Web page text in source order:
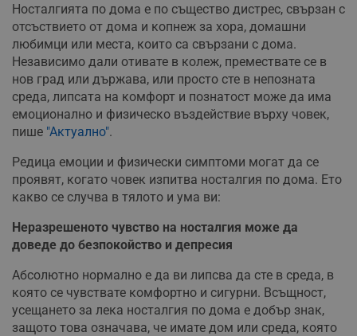
Носталгията по дома е по същество дистрес, свързан с
отсъствието от дома и копнеж за хора, домашни
любимци или места, които са свързани с дома.
Независимо дали отивате в колеж, премествате се в
нов град или държава, или просто сте в непозната
среда, липсата на комфорт и познатост може да има
емоционално и физическо въздействие върху човек,
пише "Актуално".
Редица емоции и физически симптоми могат да се
проявят, когато човек изпитва носталгия по дома. Ето
какво се случва в тялото и ума ви:
Неразрешеното чувство на носталгия може да
доведе до безпокойство и депресия
Абсолютно нормално е да ви липсва да сте в среда, в
която се чувствате комфортно и сигурни. Всъщност,
усещането за лека носталгия по дома е добър знак,
защото това означава, че имате дом или среда, която